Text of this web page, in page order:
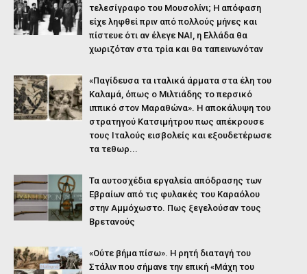
τελεσίγραφο του Μουσολίνι; Η απόφαση
είχε ληφθεί πριν από πολλούς μήνες και
πίστευε ότι αν έλεγε ΝΑΙ, η Ελλάδα θα
χωριζόταν στα τρία και θα ταπεινωνόταν
«Παγίδευσα τα ιταλικά άρματα στα έλη του
Καλαμά, όπως ο Μιλτιάδης το περσικό
ιππικό στον Μαραθώνα». Η αποκάλυψη του
στρατηγού Κατσιμήτρου πως απέκρουσε
τους Ιταλούς εισβολείς και εξουδετέρωσε
τα τεθωρ...
Τα αυτοσχέδια εργαλεία απόδρασης των
Εβραίων από τις φυλακές του Καραόλου
στην Αμμόχωστο. Πως ξεγελούσαν τους
Βρετανούς
«Ούτε βήμα πίσω». Η ρητή διαταγή του
Στάλιν που σήμανε την επική «Μάχη του